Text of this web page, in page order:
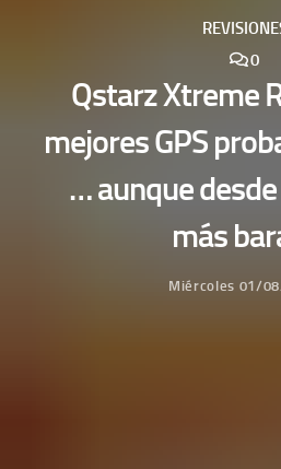
0
Qstarz Xtreme
mejores GPS
… aunque
más
Miércoles 01/